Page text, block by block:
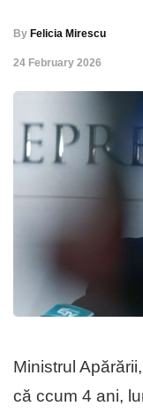
By Felicia Mirescu
,24 February 2026
Ministrul
că ccum 4 ani,